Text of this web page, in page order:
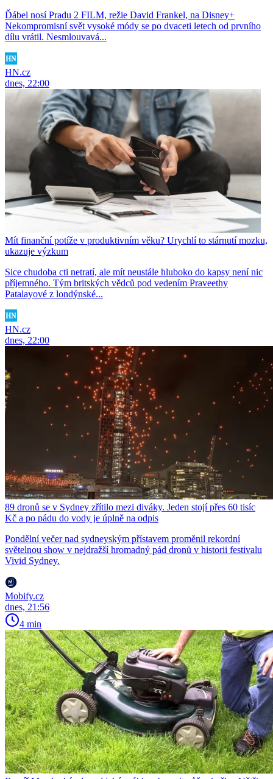
Ďábel nosí Pradu 2 FILM, režie David Frankel, na Disney+
Nekompromisní svět vysoké módy se po dvaceti letech od prvního
dílu vrátil. Nesmlouvavá...
HN.cz
dnes, 22:00
Mít finanční potíže v produktivním věku? Urychlí to stárnutí mozku,
ukazuje výzkum
Sice chudoba cti netratí, ale mít neustále hluboko do kapsy není nic
příjemného. Tým britských vědců pod vedením Praveethy
Patalayové z londýnské...
HN.cz
dnes, 22:00
89 dronů se v Sydney zřítilo mezi diváky. Jeden stojí přes 60 tisíc
Kč a po pádu do vody je úplně na odpis
Pondělní večer nad sydneyským přístavem proměnil rekordní
světelnou show v nejdražší hromadný pád dronů v historii festivalu
Vivid Sydney.
Mobify.cz
dnes, 21:56
4 min